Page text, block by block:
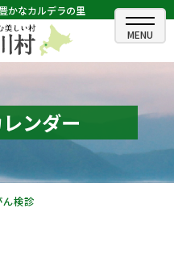
かなカルデラの里
ンダー
検診